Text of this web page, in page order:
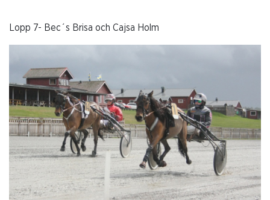
Lopp 7- Bec´s Brisa och Cajsa Holm